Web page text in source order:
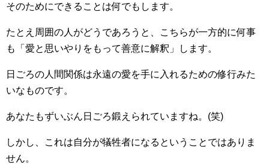
そのためにできることは何でもします。
たとえ周囲の人がどうであろうと、こちらが一方的に何事
も「愛と思いやりをもって善意に解釈」します。
日ごろの人間関係は永遠の愛を手に入れるための修行みた
いなものです。
あなたもずいぶん日ごろ鍛えられていますね。(笑)
しかし、これは自分が犠牲者になるということではありま
せん。